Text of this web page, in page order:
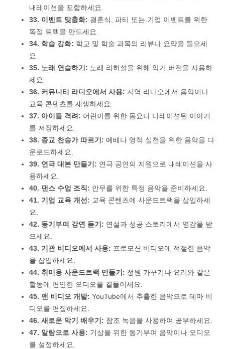
내레이션을 포함하세요.
33. 이벤트 맞춤화: 결혼식, 파티 또는 기업 이벤트를 위한
독점 트랙을 만드세요.
34. 학습 강화: 학교 및 학술 과목의 리뷰나 요약을 들으세
요.
35. 노래 연습하기: 노래 리허설을 위해 악기 버전을 사용하
세요.
36. 커뮤니티 라디오에서 사용: 지역 라디오에서 음악이나
교육 콘텐츠를 재생하세요.
37. 아이들 격려: 어린이를 위한 동요나 나레이션된 이야기
를 저장하세요.
38. 종교 찬송가 따르기: 예배나 영적 실천을 위한 음악을 다
운로드하세요.
39. 연극 대본 만들기: 연극 공연의 지원으로 내레이션을 사
용하세요.
40. 댄스 수업 조직: 안무를 위한 특정 음악을 준비하세요.
41. 기업 교육 개선: 교육 콘텐츠에 사운드트랙을 삽입하세
요.
42. 동기부여 강연 듣기: 연설과 성공 스토리에서 영감을 받
으세요.
43. 기관 비디오에서 사용: 프로모션 비디오에 적절한 음악
을 삽입하세요.
44. 취미용 사운드트랙 만들기: 정원 가꾸기나 요리와 같은
활동에 편안한 오디오를 곁들이세요.
45. 팬 비디오 개발: YouTube에서 추출한 음악으로 테마 비
디오를 편집하세요.
46. 새로운 악기 배우기: 참조 녹음을 사용하여 공부하세요.
47. 알람으로 사용: 기상을 위한 동기부여 음악이나 오디오
를 설정하세요.